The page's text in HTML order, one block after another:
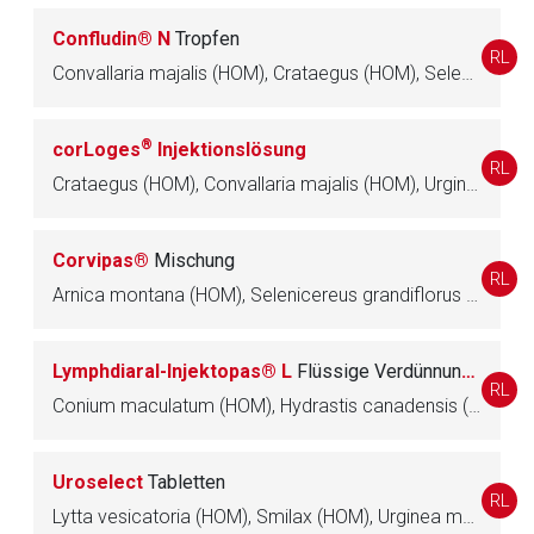
Confludin® N Tropfen
Convallaria majalis (HOM), Crataegus (HOM), Selenicereus grandiflorus (HOM), Spigelia anthelmia (HOM), Urginea maritima (HOM)
RL
corLoges® Injektionslösung
Crataegus (HOM), Convallaria majalis (HOM), Urginea maritima (HOM), Lachesis (HOM)
RL
Corvipas® Mischung
Arnica montana (HOM), Selenicereus grandiflorus (HOM), Camphora (HOM), Crataegus (HOM), Urginea maritima (HOM), Strophanthus gratus (HOM), Veratrum album (HOM)
RL
Lymphdiaral-Injektopas® L Flüssige Verdünnung zur Injektion
Conium maculatum (HOM), Hydrastis canadensis (HOM), Phytolacca americana (HOM), Viscum album (HOM), Urginea maritima (HOM)
RL
Uroselect Tabletten
Lytta vesicatoria (HOM), Smilax (HOM), Urginea maritima (HOM)
RL
Datenschutzbestimmungen.